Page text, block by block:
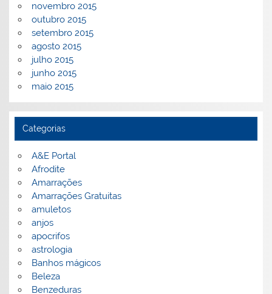
novembro 2015
outubro 2015
setembro 2015
agosto 2015
julho 2015
junho 2015
maio 2015
Categorias
A&E Portal
Afrodite
Amarrações
Amarrações Gratuitas
amuletos
anjos
apocrifos
astrologia
Banhos mágicos
Beleza
Benzeduras